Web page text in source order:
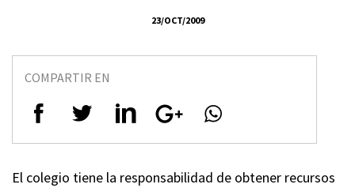
23/OCT/2009
COMPARTIR EN
El colegio tiene la responsabilidad de obtener recursos